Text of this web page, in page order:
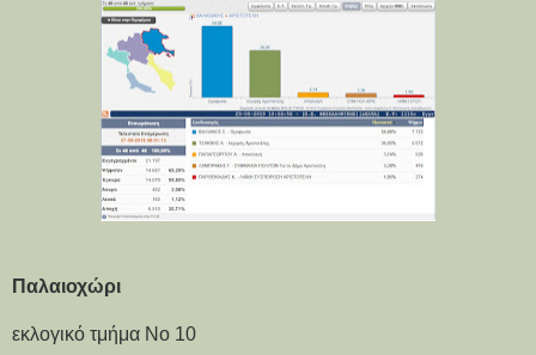
Παλαιοχώρι
εκλογικό τμήμα Νο 10